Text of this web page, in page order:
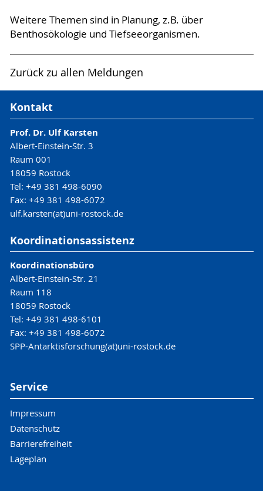
Weitere Themen sind in Planung, z.B. über
Benthosökologie und Tiefseeorganismen.
Zurück zu allen Meldungen
Kontakt
Prof. Dr. Ulf Karsten
Albert-Einstein-Str. 3
Raum 001
18059 Rostock
Tel: +49 381 498-6090
Fax: +49 381 498-6072
ulf.karsten(at)uni-rostock.de
Koordinationsassistenz
Koordinationsbüro
Albert-Einstein-Str. 21
Raum 118
18059 Rostock
Tel: +49 381 498-6101
Fax: +49 381 498-6072
SPP-Antarktisforschung(at)uni-rostock.de
Service
Impressum
Datenschutz
Barrierefreiheit
Lageplan